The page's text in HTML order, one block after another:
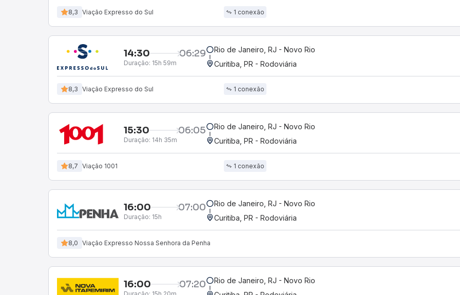
8,3 Viação Expresso do Sul 1 conexão
14:30 06:29
Duração: 15h 59m
Rio de Janeiro, RJ - Novo Rio
Curitiba, PR - Rodoviária
8,3 Viação Expresso do Sul 1 conexão
15:30 06:05
Duração: 14h 35m
Rio de Janeiro, RJ - Novo Rio
Curitiba, PR - Rodoviária
8,7 Viação 1001 1 conexão
16:00 07:00
Duração: 15h
Rio de Janeiro, RJ - Novo Rio
Curitiba, PR - Rodoviária
8,0 Viação Expresso Nossa Senhora da Penha
16:00 07:20
Duração: 15h 20m
Rio de Janeiro, RJ - Novo Rio